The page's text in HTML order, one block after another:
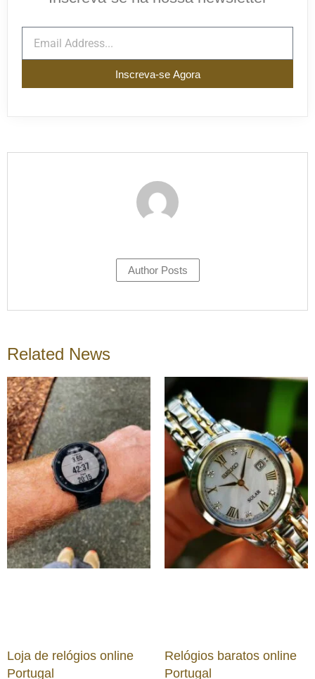
Inscreva-se Agora
Author Posts
Related News
Loja de relógios online
Portugal
Relógios baratos online
Portugal